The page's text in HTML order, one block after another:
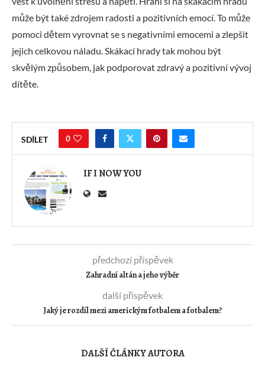
může být také zdrojem radosti a pozitivních emocí. To může
pomoci dětem vyrovnat se s negativními emocemi a zlepšit
jejich celkovou náladu. Skákací hrady tak mohou být
skvělým způsobem, jak podporovat zdravý a pozitivní vývoj
dítěte.
SDÍLET 0
IF I NOW YOU
předchozí příspěvek
Zahradní altán a jeho výběr
další příspěvek
Jaký je rozdíl mezi americkým fotbalem a fotbalem?
DALŠÍ ČLÁNKY AUTORA